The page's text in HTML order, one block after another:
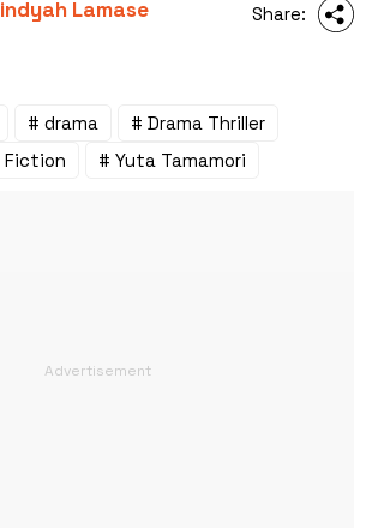
Lamase Share:
# drama
# Drama Thriller
Fiction # Yuta Tamamori